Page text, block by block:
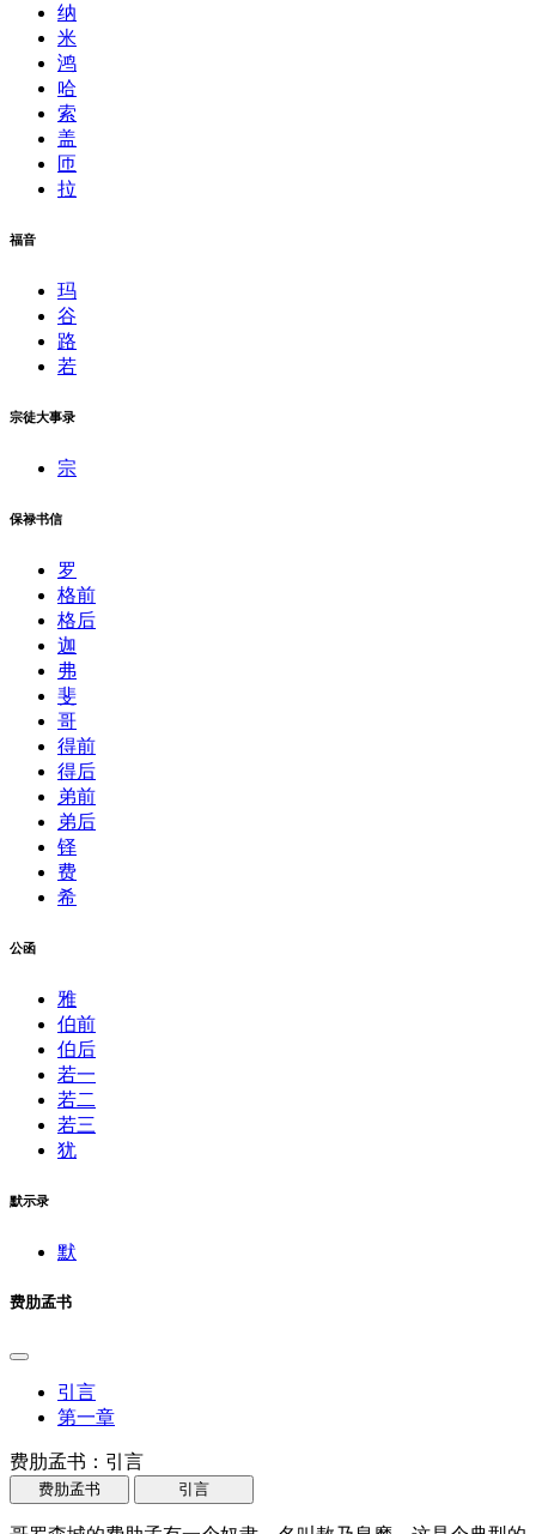
纳
米
鸿
哈
索
盖
匝
拉
福音
玛
谷
路
若
宗徒大事录
宗
保禄书信
罗
格前
格后
迦
弗
斐
哥
得前
得后
弟前
弟后
铎
费
希
公函
雅
伯前
伯后
若一
若二
若三
犹
默示录
默
费肋孟书
引言
第一章
费肋孟书：引言
费肋孟书 引言